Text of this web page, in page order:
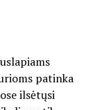
patinka
ilsėtųsi